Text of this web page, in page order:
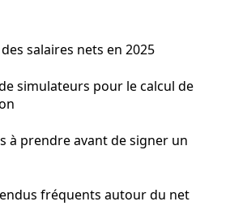
salaires nets en 2025
simulateurs pour le calcul de
à prendre avant de signer un
fréquents autour du net